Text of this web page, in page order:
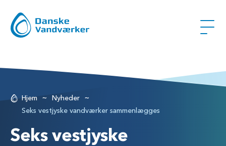
Hjem ~ Nyheder ~
Seks vestjyske vandværker sammenlægges
Seks vestjyske